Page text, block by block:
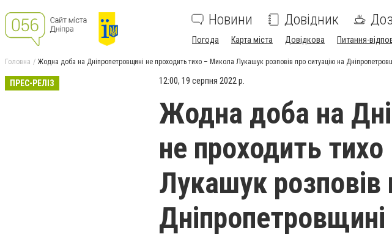
Новини Довідник
Погода Карта міста Довідкова Питання-
Головна Жодна доба на Дніпропетровщині не проходить тихо – Микола Лукашук розповів про ситуацію на
ПРЕС-РЕЛІЗ 12:00, 19 серпня 2022 р.
Жодна доба на
не проходить
Лукашук розповів